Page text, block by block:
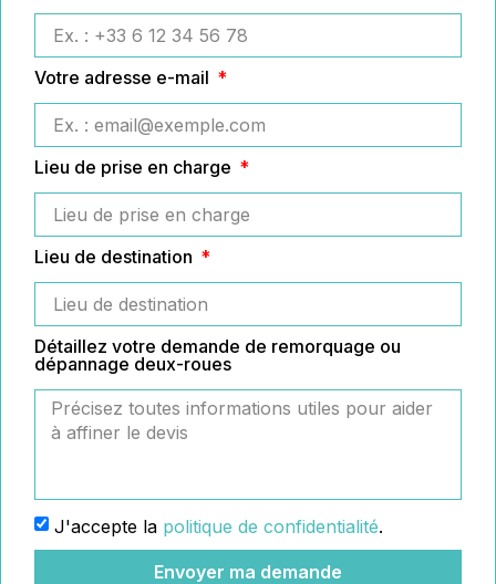
Votre adresse e-mail
Lieu de prise en charge
Lieu de destination
Détaillez votre demande de remorquage ou
dépannage deux-roues
J'accepte la politique de confidentialité.
Envoyer ma demande